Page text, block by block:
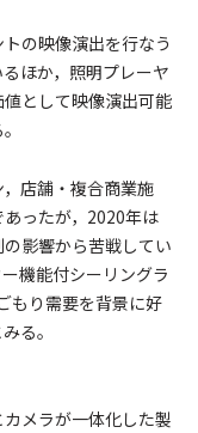
の映像演出を行なう
ほか，照明プレーヤ
として映像演出可能
店舗・複合商業施
ったが，2020年は
影響から苦戦してい
機能付シーリングラ
もり需要を背景に好
る。
メラが一体化した製